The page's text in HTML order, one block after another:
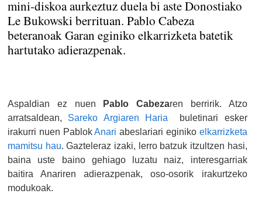
mini-diskoa aurkeztuz duela bi aste Donostiako
Le Bukowski berrituan. Pablo Cabeza
beteranoak Garan eginiko elkarrizketa batetik
hartutako adierazpenak.
Aspaldian ez nuen Pablo Cabezaren berririk. Atzo
arratsaldean, Sareko Argiaren Haria
buletinari esker
irakurri nuen PablokAnari abeslariari eginiko elkarrizketa
mamitsu hau. Gazteleraz izaki, lerro batzuk itzultzen hasi,
baina uste baino gehiago luzatu naiz, interesgarriak
baitira Anariren adierazpenak, oso-osorik irakurtzeko
modukoak.